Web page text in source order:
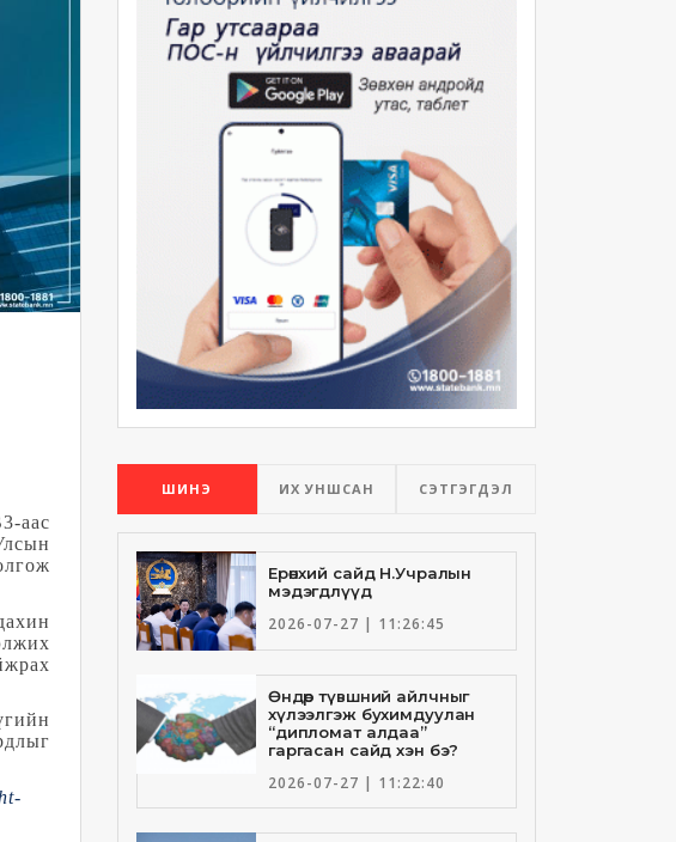
аас
ШИНЭ ИХ УНШСАН СЭТГЭГДЭЛ
Ерөнхий сайд Н.Учралын
мэдэгдлүүд
2026-07-27 | 11:26:45
Өндөр түвшний айлчныг
хүлээлгэж бухимдуулан
“дипломат алдаа”
гаргасан сайд хэн бэ?
2026-07-27 | 11:22:40